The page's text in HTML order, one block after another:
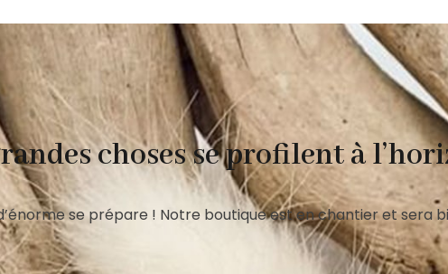
choses se profilent à
se prépare ! Notre boutique est en chantier et sera